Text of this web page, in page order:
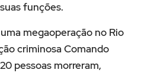
funções.
megaoperação no Rio
criminosa Comando
pessoas morreram,